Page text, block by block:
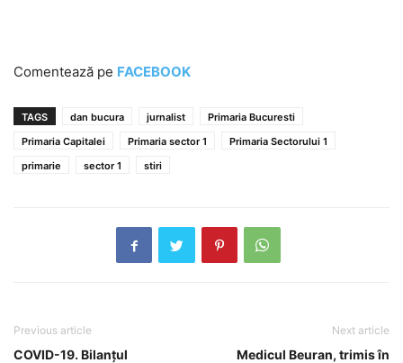
Comentează pe FACEBOOK
TAGS dan bucura jurnalist
Primaria Bucuresti
Primaria Capitalei
Primaria sector 1
Primaria Sectorului 1
primarie
sector 1 stiri
Previous article
COVID-19. Bilanțul
Next article
Medicul Beuran, trimis în